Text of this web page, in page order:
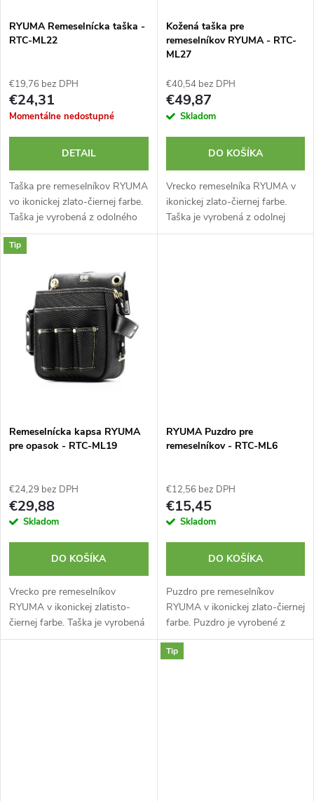
p
r
o
d
u
k
t
p
r
o
d
k
t
o
RYUMA Remeselnícka taška -
RTC-ML22
€19,76 bez DPH
€24,31
Momentálne nedostupné
DETAIL
Taška pre remeselníkov RYUMA
vo ikonickej zlato-čiernej farbe.
Taška je vyrobená z odolného
nylonu. Bočné vrecká.
Kožená taška pre
remeselníkov RYUMA - RTC-
ML27
€40,54 bez DPH
€49,87
Skladom
DO KOŠÍKA
Vrecko remeselníka RYUMA v
ikonickej zlato-čiernej farbe.
Taška je vyrobená z odolnej
kože. Kožené slučky na
Tip
Remeselnícka kapsa RYUMA
pre opasok - RTC-ML19
€24,29 bez DPH
€29,88
Skladom
DO KOŠÍKA
Vrecko pre remeselníkov
RYUMA v ikonickej zlatisto-
čiernej farbe. Taška je vyrobená
z pevného nylonového
RYUMA Puzdro pre
remeselníkov - RTC-ML6
€12,56 bez DPH
€15,45
Skladom
DO KOŠÍKA
Puzdro pre remeselníkov
RYUMA v ikonickej zlato-čiernej
farbe. Puzdro je vyrobené z
odolného nylonu. Karabína je
súčasťou balenia.
Tip